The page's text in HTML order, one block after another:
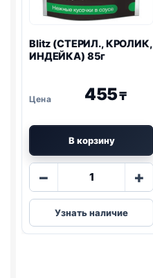
Blitz (СТЕРИЛ., КРОЛИК,
ИНДЕЙКА) 85г
455₸
В корзину
−
Количество
Blitz
(СТЕРИЛ.,
КРОЛИК,
+
Узнать наличие